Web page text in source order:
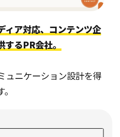
ィア対応、コンテンツ企
るPR会社。
ュニケーション設計を得